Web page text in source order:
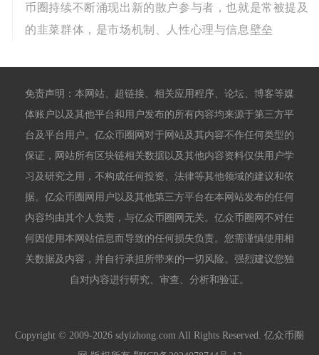
币圈持续不断涌现出新的散户参与者，也就是常被提及
的韭菜群体，是市场机制、人性心理与信息壁垒
免责声明：本网站、超链接、相关应用程序、论坛、博客等媒
体账户以及其他平台和用户发布的所有内容均来源于第三方平
台及平台用户。亿众币圈网对于网站及其内容不作任何类型的
保证，网站所有区块链相关数据以及其他内容资料仅供用户学
习及研究之用，不构成任何投资、法律等其他领域的建议和依
据。亿众币圈网用户以及其他第三方平台在本网站发布的任何
内容均由其个人负责，与亿众币圈网无关。亿众币圈网不对任
何因使用本网站信息而导致的任何损失负责。您需谨慎使用相
关数据及内容，并自行承担所带来的一切风险。强烈建议您独
自对内容进行研究、审查、分析和验证。
Copyright © 2009-2026 sdyizhong.com All Rights Reserved. 亿众币圈